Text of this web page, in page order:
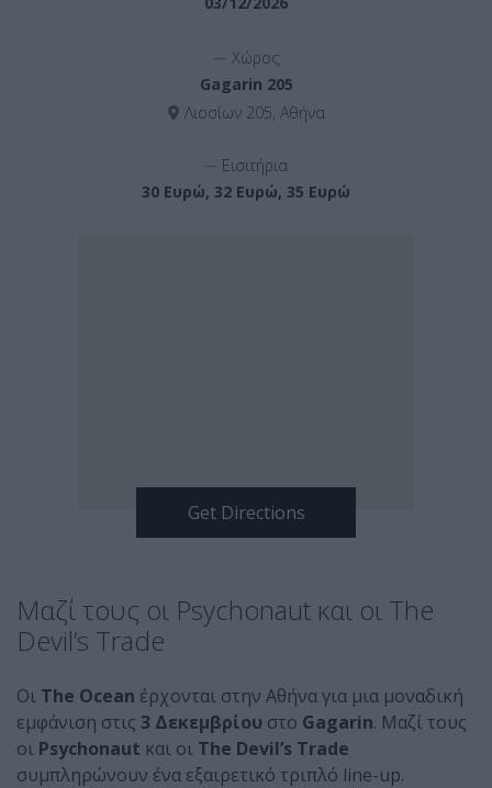
Χώρος
Gagarin 205
Λιοσίων 205, Αθήνα
Εισιτήρια
30 Ευρώ, 32 Ευρώ, 35 Ευρώ
Μαζί τους οι Psychonaut και οι The
Devil’s Trade
Οι The Ocean έρχονται στην Αθήνα για μια μοναδική
εμφάνιση στις 3 Δεκεμβρίου στο Gagarin. Μαζί τους
οι Psychonaut και οι The Devil’s Trade
συμπληρώνουν ένα εξαιρετικό τριπλό line-up.